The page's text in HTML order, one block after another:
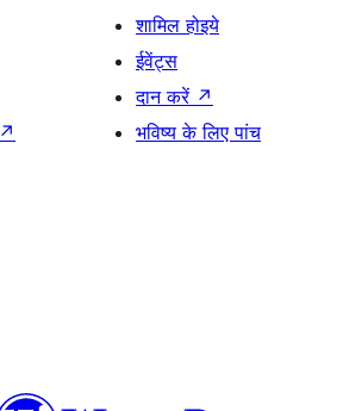
↗
शामिल होइये
ईवेंट्स
दान करें ↗
भविष्य के लिए पांच